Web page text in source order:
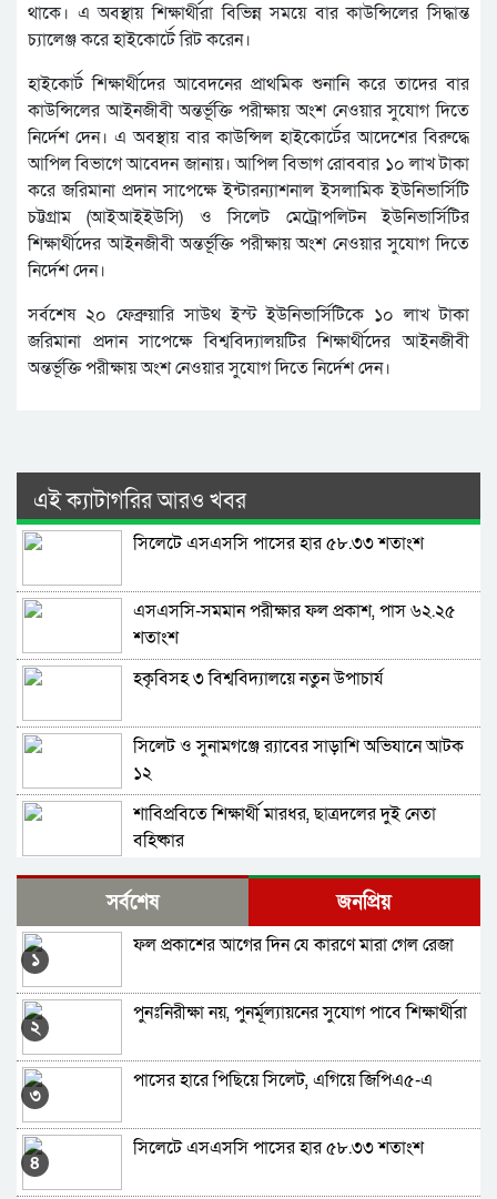
থাকে। এ অবস্থায় শিক্ষার্থীরা বিভিন্ন সময়ে বার কাউন্সিলের সিদ্ধান্ত
চ্যালেঞ্জ করে হাইকোর্টে রিট করেন।
হাইকোর্ট শিক্ষার্থীদের আবেদনের প্রাথমিক শুনানি করে তাদের বার
কাউন্সিলের আইনজীবী অন্তর্ভূক্তি পরীক্ষায় অংশ নেওয়ার সুযোগ দিতে
নির্দেশ দেন। এ অবস্থায় বার কাউন্সিল হাইকোর্টের আদেশের বিরুদ্ধে
আপিল বিভাগে আবেদন জানায়। আপিল বিভাগ রোববার ১০ লাখ টাকা
করে জরিমানা প্রদান সাপেক্ষে ইন্টারন্যাশনাল ইসলামিক ইউনিভার্সিটি
চট্টগ্রাম (আইআইইউসি) ও সিলেট মেট্রোপলিটন ইউনিভার্সিটির
শিক্ষার্থীদের আইনজীবী অন্তর্ভূক্তি পরীক্ষায় অংশ নেওয়ার সুযোগ দিতে
নির্দেশ দেন।
সর্বশেষ ২০ ফেব্রুয়ারি সাউথ ইস্ট ইউনিভার্সিটিকে ১০ লাখ টাকা
জরিমানা প্রদান সাপেক্ষে বিশ্ববিদ্যালয়টির শিক্ষার্থীদের আইনজীবী
অন্তর্ভূক্তি পরীক্ষায় অংশ নেওয়ার সুযোগ দিতে নির্দেশ দেন।
এই ক্যাটাগরির আরও খবর
সিলেটে এসএসসি পাসের হার ৫৮.৩৩ শতাংশ
এসএসসি-সমমান পরীক্ষার ফল প্রকাশ, পাস ৬২.২৫
শতাংশ
হকৃবিসহ ৩ বিশ্ববিদ্যালয়ে নতুন উপাচার্য
সিলেট ও সুনামগঞ্জে র‌্যাবের সাড়াশি অভিযানে আটক
১২
শাবিপ্রবিতে শিক্ষার্থী মারধর, ছাত্রদলের দুই নেতা
বহিষ্কার
শাবির ক্যান্টিনে শিক্ষার্থীকে ছাত্রদল নেতাদের মারধর
জৈন্তাপুরে ৪৩ শিক্ষার্থীর বৃত্তি অর্জন
কিশোর অপরাধ ও আমাদের সমাজ
দায়িত্ব গ্রহণ করলেন সিলেটের নতুন জেলা প্রশাসক
মাজারের দানবাক্সে পাওয়া গেল প্রধানমন্ত্রীর উদ্দেশ্যে
সর্বশেষ জনপ্রিয়
১
ফল প্রকাশের আগের দিন যে কারণে মারা গেল রেজা
২
পুনঃনিরীক্ষা নয়, পুনর্মূল্যায়নের সুযোগ পাবে শিক্ষার্থীরা
৩
পাসের হারে পিছিয়ে সিলেট, এগিয়ে জিপিএ৫-এ
৪
সিলেটে এসএসসি পাসের হার ৫৮.৩৩ শতাংশ